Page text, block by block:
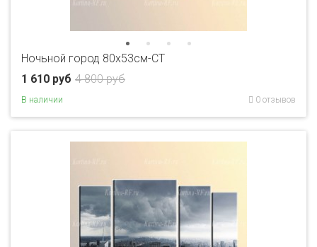
Ночьной город 80x53см-CT
4 800 руб
1 610 руб
В наличии 0 отзывов